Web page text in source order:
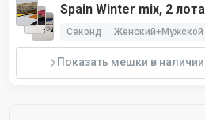
Spain Winter mix, 2 лота
Секонд Женский+Мужской
Показать мешки в наличии